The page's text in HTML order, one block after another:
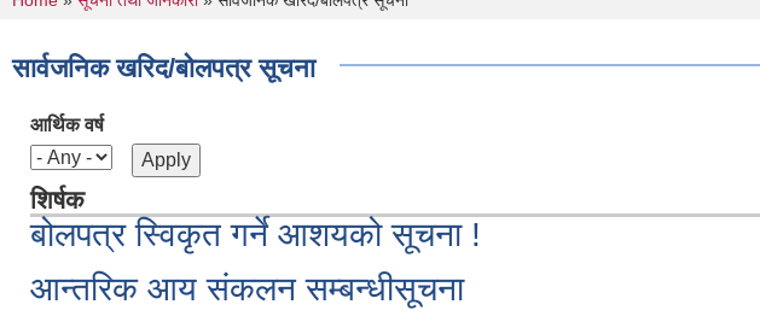
सार्वजनिक खरिद/बोलपत्र सूचना
आर्थिक वर्ष
शिर्षक
बोलपत्र स्विकृत गर्ने आशयको सूचना !
आन्तरिक आय संकलन सम्बन्धीसूचना